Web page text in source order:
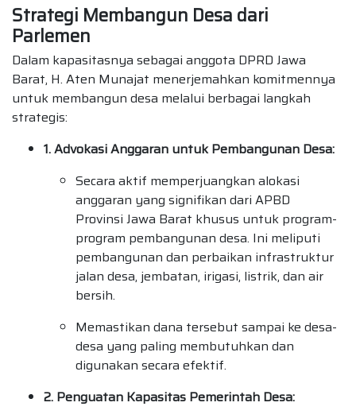
Strategi Membangun Desa dari
Parlemen
Dalam kapasitasnya sebagai anggota DPRD Jawa
Barat, H. Aten Munajat menerjemahkan komitmennya
untuk membangun desa melalui berbagai langkah
strategis:
1. Advokasi Anggaran untuk Pembangunan Desa:
Secara aktif memperjuangkan alokasi
anggaran yang signifikan dari APBD
Provinsi Jawa Barat khusus untuk program-
program pembangunan desa. Ini meliputi
pembangunan dan perbaikan infrastruktur
jalan desa, jembatan, irigasi, listrik, dan air
bersih.
Memastikan dana tersebut sampai ke desa-
desa yang paling membutuhkan dan
digunakan secara efektif.
2. Penguatan Kapasitas Pemerintah Desa: